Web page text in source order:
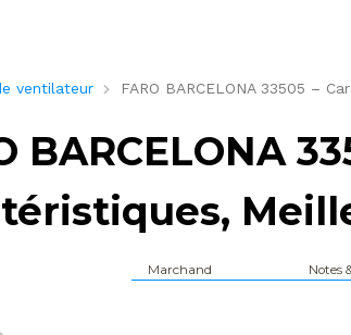
ventilateur FARO BARCELONA 33505 –
BARCELONA
Marchand Notes